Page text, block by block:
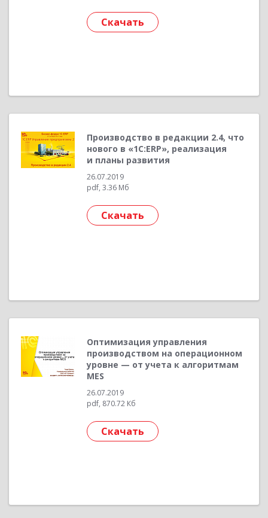
Скачать
Производство в редакции 2.4, что
нового в «1С:ERP», реализация
и планы развития
26.07.2019
pdf, 3.36 Мб
Скачать
Оптимизация управления
производством на операционном
уровне — от учета к алгоритмам
MES
26.07.2019
pdf, 870.72 Кб
Скачать